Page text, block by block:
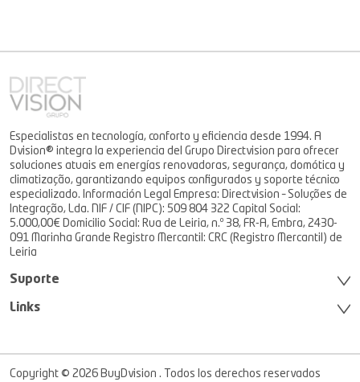
Especialistas en tecnología, conforto y eficiencia desde 1994. A
Dvision® integra la experiencia del Grupo Directvision para ofrecer
soluciones atuais em energías renovadoras, segurança, domótica y
climatização, garantizando equipos configurados y soporte técnico
especializado. Información Legal Empresa: Directvision – Soluções de
Integração, Lda. NIF / CIF (NIPC): 509 804 322 Capital Social:
5.000,00€ Domicilio Social: Rua de Leiria, n.º 38, FR-A, Embra, 2430-
091 Marinha Grande Registro Mercantil: CRC (Registro Mercantil) de
Leiria
Suporte
Links
Copyright © 2026 BuyDvision . Todos los derechos reservados